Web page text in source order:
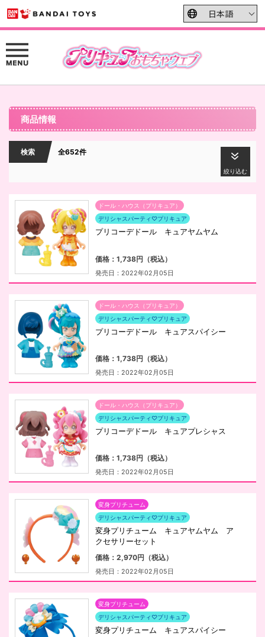
商品情報
検索 全652件
絞り込む
ドール・ハウス（プリキュア）
デリシャスパーティ♡プリキュア
プリコーデドール キュアヤムヤム
価格：1,738円（税込）
発売日：2022年02月05日
ドール・ハウス（プリキュア）
デリシャスパーティ♡プリキュア
プリコーデドール キュアスパイシー
価格：1,738円（税込）
発売日：2022年02月05日
ドール・ハウス（プリキュア）
デリシャスパーティ♡プリキュア
プリコーデドール キュアプレシャス
価格：1,738円（税込）
発売日：2022年02月05日
変身プリチューム
デリシャスパーティ♡プリキュア
変身プリチューム キュアヤムヤム ア
クセサリーセット
価格：2,970円（税込）
発売日：2022年02月05日
変身プリチューム
デリシャスパーティ♡プリキュア
変身プリチューム キュアスパイシー